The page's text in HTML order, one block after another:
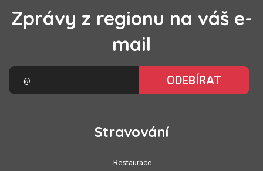
Zprávy z regionu na váš e-
mail
ODEBÍRAT
Stravování
Restaurace